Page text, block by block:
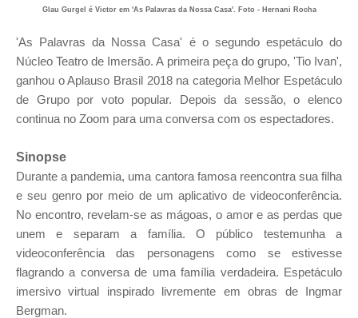
Glau Gurgel é Victor em 'As Palavras da Nossa Casa'. Foto - Hernani Rocha
'As Palavras da Nossa Casa' é o segundo espetáculo do
Núcleo Teatro de Imersão. A primeira peça do grupo, 'Tio Ivan',
ganhou o Aplauso Brasil 2018 na categoria Melhor Espetáculo
de Grupo por voto popular. Depois da sessão, o elenco
continua no Zoom para uma conversa com os espectadores.
Sinopse
Durante a pandemia, uma cantora famosa reencontra sua filha
e seu genro por meio de um aplicativo de videoconferência.
No encontro, revelam-se as mágoas, o amor e as perdas que
unem e separam a família. O público testemunha a
videoconferência das personagens como se estivesse
flagrando a conversa de uma família verdadeira. Espetáculo
imersivo virtual inspirado livremente em obras de Ingmar
Bergman.